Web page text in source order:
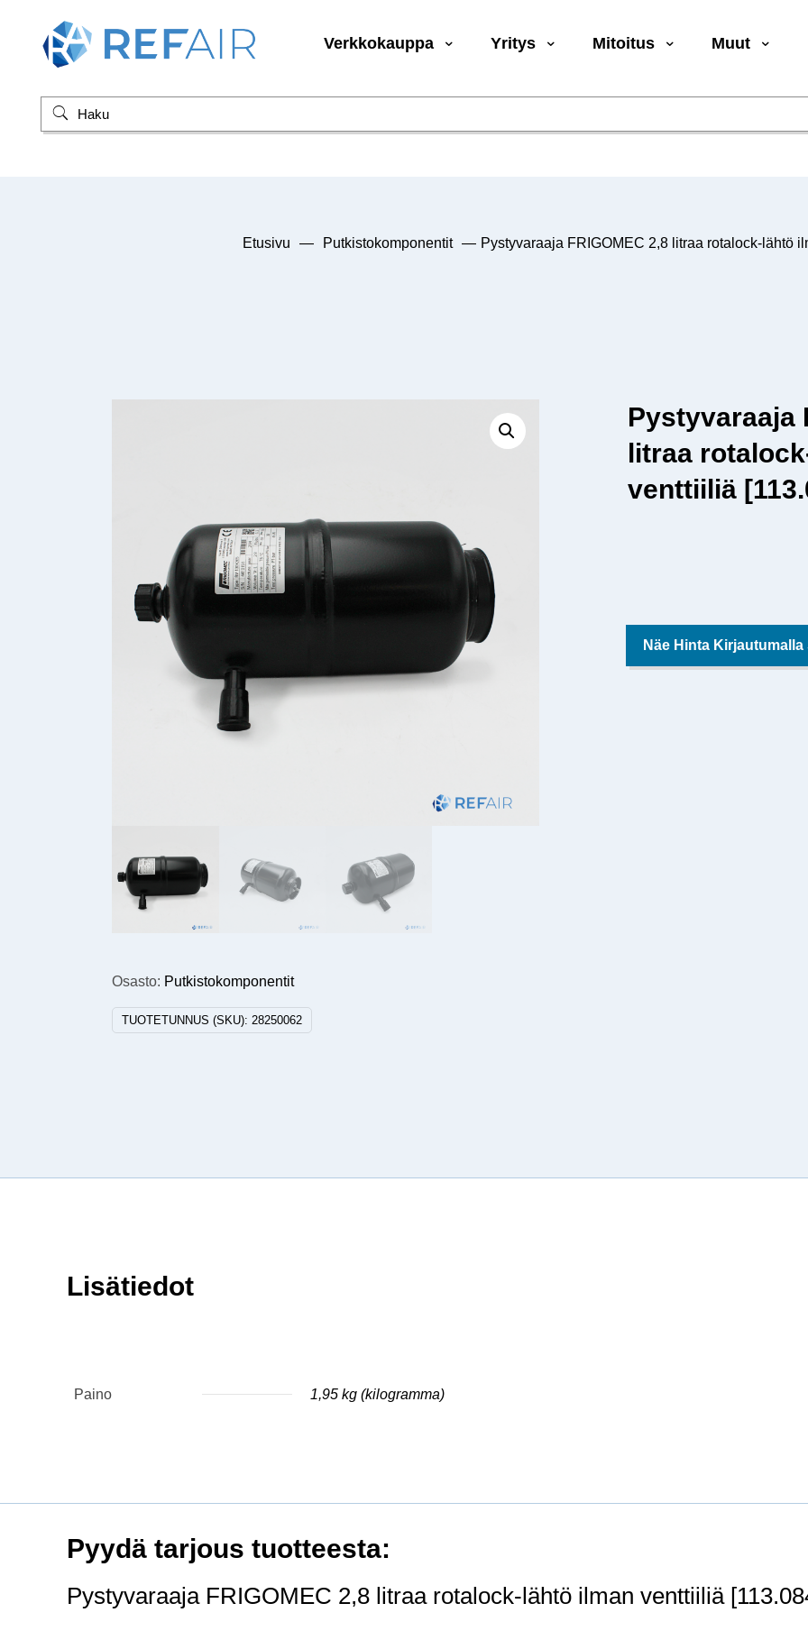
Verkkokauppa Yritys Mitoitus Muut
Etusivu — Putkistokomponentit — Pystyvaraaja FRIGOMEC 2,8 litraa rotalock-lähtö
Osasto: Putkistokomponentit
TUOTETUNNUS (SKU): 28250062
Pystyvaraaja
litraa
venttiiliä
Näe Hinta Kirjautumalla
Lisätiedot
Paino 1,95 kg (kilogramma)
Pyydä tarjous tuotteesta:
Pystyvaraaja FRIGOMEC 2,8 litraa rotalock-lähtö ilman venttiiliä